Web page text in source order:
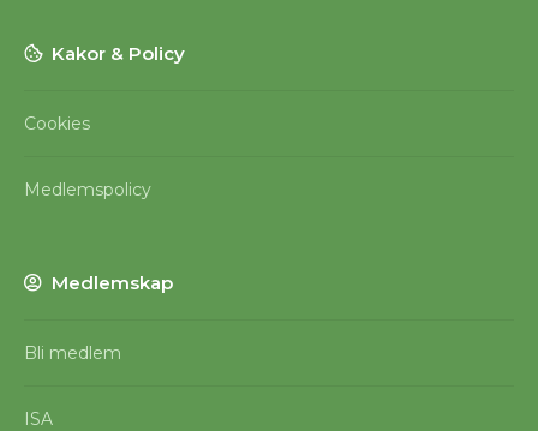
Kakor & Policy
Cookies
Medlemspolicy
Medlemskap
Bli medlem
ISA